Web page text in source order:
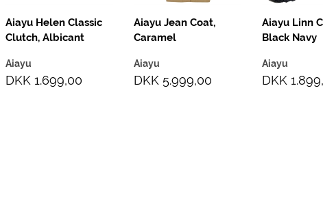
Aiayu Helen Classic
Clutch, Albicant
Aiayu
DKK 1.699,00
Aiayu Jean Coat,
Caramel
Aiayu
DKK 5.999,00
Aiayu Linn
Black Navy
Aiayu
DKK